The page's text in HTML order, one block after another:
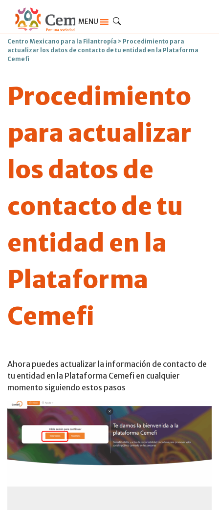
MENU
Centro Mexicano para la Filantropía > Procedimiento para
actualizar los datos de contacto de tu entidad en la Plataforma
Cemefi
Procedimiento
para actualizar
los datos de
contacto de tu
entidad en la
Plataforma
Cemefi
Ahora puedes actualizar la información de contacto de
tu entidad en la Plataforma Cemefi en cualquier
momento siguiendo estos pasos